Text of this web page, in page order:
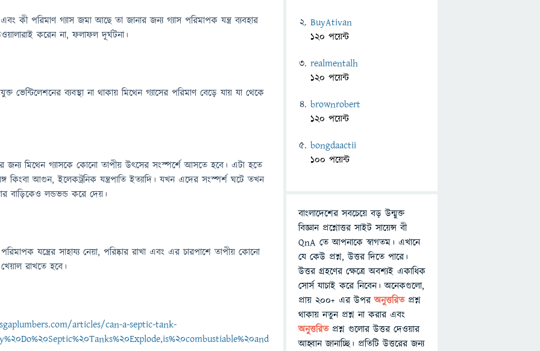
কী পরিমাণ গ্যাস জমা আছে তা জানার জন্য গ্যাস পরিমাপক যন্ত্র ব্যবহার
করেন না, ফলাফল দূর্ঘটনা।
ব্যবস্থা না থাকায় মিথেন গ্যাসের পরিমাণ বেড়ে যায় যা থেকে
জন্য মিথেন গ্যাসকে কোনো তাপীয় উৎসের সংস্পর্শে আসতে হবে। এটা হতে
কিংবা আগুন, ইলেকট্রনিক যন্ত্রপাতি ইত্যাদি। যখন এদের সংস্পর্শ ঘটে তখন
লন্ডভন্ড করে দেয়।
যন্ত্রের সাহায্য নেয়া, পরিষ্কার রাখা এবং এর চারপাশে তাপীয় কোনো
রাখতে হবে।
articles/can-a-septic-tank-
BuyAtivan
120 পয়েন্ট
realmentalh
120 পয়েন্ট
brownrobert
120 পয়েন্ট
bongdaactii
100 পয়েন্ট
বাংলাদেশের সবচেয়ে বড় উন্মুক্ত
বিজ্ঞান প্রশ্নোত্তর সাইট সায়েন্স বী
QnA তে আপনাকে স্বাগতম। এখানে
যে কেউ প্রশ্ন, উত্তর দিতে পারে।
উত্তর গ্রহণের ক্ষেত্রে অবশ্যই একাধিক
সোর্স যাচাই করে নিবেন। অনেকগুলো,
প্রায় ২০০+ এর উপরঅনুত্তরিতপ্রশ্ন
থাকায় নতুন প্রশ্ন না করার এবং
অনুত্তরিত প্রশ্ন গুলোর উত্তর দেওয়ার
আহ্বান জানাচ্ছি। প্রতিটি উত্তরের জন্য